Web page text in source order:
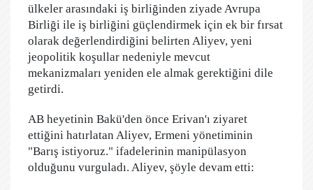
ülkeler arasındaki iş birliğinden ziyade Avrupa
Birliği ile iş birliğini güçlendirmek için ek bir fırsat
olarak değerlendirdiğini belirten Aliyev, yeni
jeopolitik koşullar nedeniyle mevcut
mekanizmaları yeniden ele almak gerektiğini dile
getirdi.
AB heyetinin Bakü'den önce Erivan'ı ziyaret
ettiğini hatırlatan Aliyev, Ermeni yönetiminin
"Barış istiyoruz." ifadelerinin manipülasyon
olduğunu vurguladı. Aliyev, şöyle devam etti: